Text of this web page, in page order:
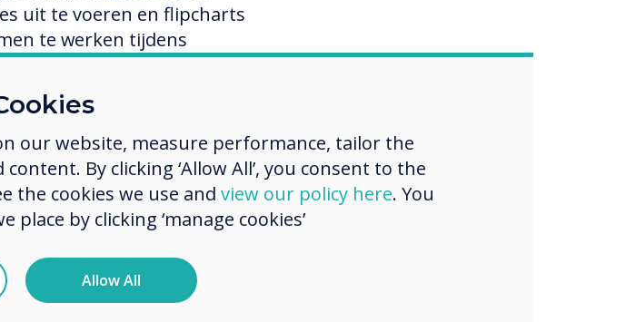
uit te voeren en flipcharts
te werken tijdens
wat de output beperkte en
de groep.
te krijgen tot de
op een groot scherm
bijeenkomsten om de
te bespreken en in kaart te
mogelijkheid voor
of discussie, en het
te nemen en deze direct
voor toekomstig gebruik. Er
our website, measure performance, tailor the
By clicking ‘Allow All’, you consent to the
the cookies we use and view our policy here. You
place by clicking ‘manage cookies’
Allow All